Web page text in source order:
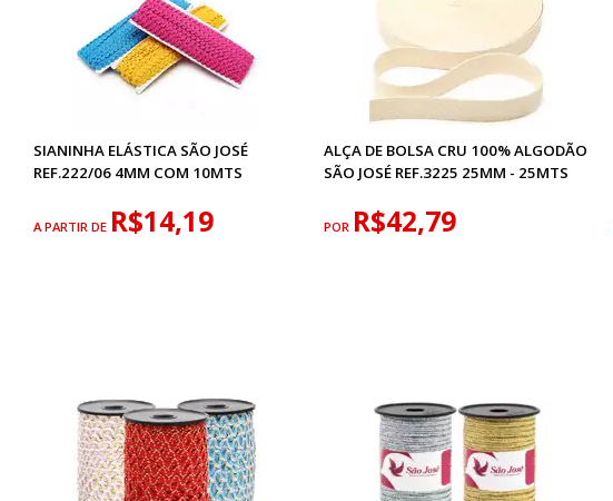
SIANINHA ELÁSTICA SÃO JOSÉ
REF.222/06 4MM COM 10MTS
A PARTIR DE R$14,19
ALÇA DE BOLSA CRU 100% ALGODÃO
SÃO JOSÉ REF.3225 25MM - 25MTS
POR R$42,79